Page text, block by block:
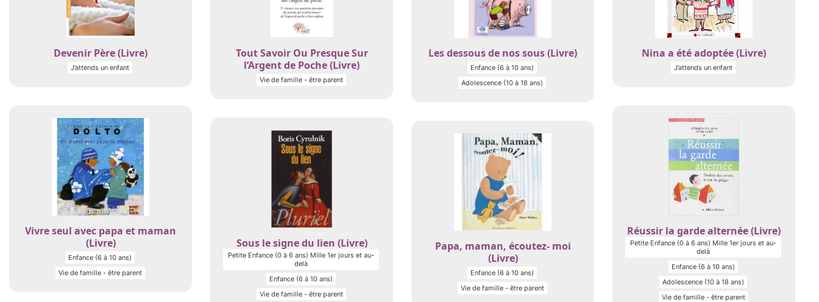
Devenir Père (Livre)
J’attends un enfant
Tout Savoir Ou Presque Sur
l’Argent de Poche (Livre)
Vie de famille - être parent
Les dessous de nos sous (Livre)
Enfance (6 à 10 ans)
Adolescence (10 à 18 ans)
Nina a été adoptée (Livre)
J’attends un enfant
Vivre seul avec papa et maman
(Livre)
Enfance (6 à 10 ans)
Vie de famille - être parent
Réussir la garde alternée (Livre)
Petite Enfance (0 à 6 ans) Mille 1er jours et au-
delà
Enfance (6 à 10 ans)
Adolescence (10 à 18 ans)
Vie de famille - être parent
Sous le signe du lien (Livre)
Petite Enfance (0 à 6 ans) Mille 1er jours et au-
delà
Enfance (6 à 10 ans)
Vie de famille - être parent
Papa, maman, écoutez- moi
(Livre)
Enfance (6 à 10 ans)
Vie de famille - être parent